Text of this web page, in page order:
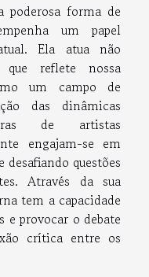
forma de
um papel
Ela atua não
reflete nossa
um campo de
das dinâmicas
de artistas
engajam-se em
desafiando questões
Através da sua
tem a capacidade
e provocar o debate
crítica entre os